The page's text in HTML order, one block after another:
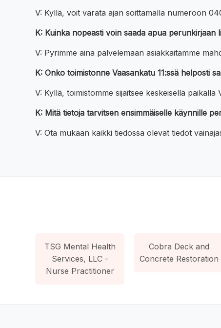
V: Kyllä, voit varata ajan soittamalla numeroon
K: Kuinka nopeasti voin saada apua perunkirjaan
V: Pyrimme aina palvelemaan asiakkaitamme
K: Onko toimistonne Vaasankatu 11:ssä helposti
V: Kyllä, toimistomme sijaitsee keskeisellä
K: Mitä tietoja tarvitsen ensimmäiselle käynnille
V: Ota mukaan kaikki tiedossa olevat tiedot
TSG Mental Health
Services, LLC -
Nurse Practitioner
Cobra Deck and
Concrete Restoration